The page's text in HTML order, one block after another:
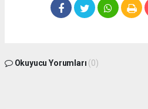
Okuyucu Yorumları (0)